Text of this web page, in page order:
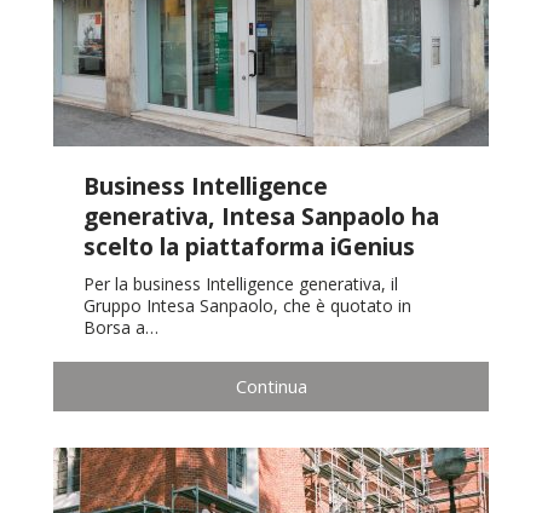
Business Intelligence
generativa, Intesa Sanpaolo ha
scelto la piattaforma iGenius
Per la business Intelligence generativa, il
Gruppo Intesa Sanpaolo, che è quotato in
Borsa a…
Continua